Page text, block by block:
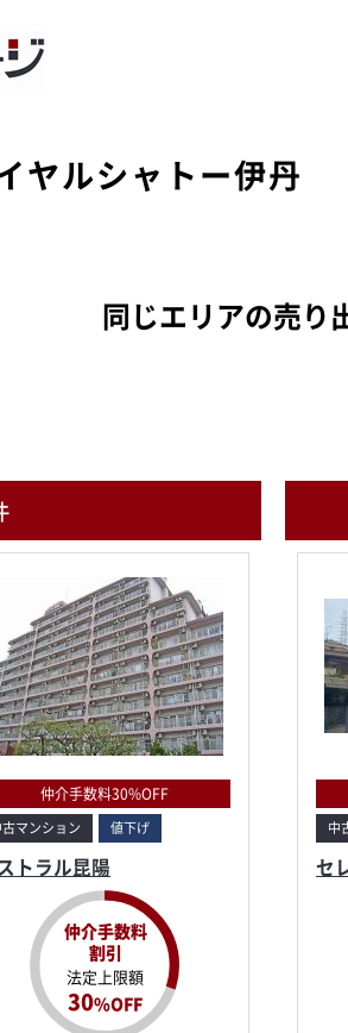
ヤルシャトー伊丹
同じエリアの売り
仲介手数料30%OFF
古マンション 値下げ
トラル昆陽
仲介手数料
割引
法定上限額
30%OFF
中
セ